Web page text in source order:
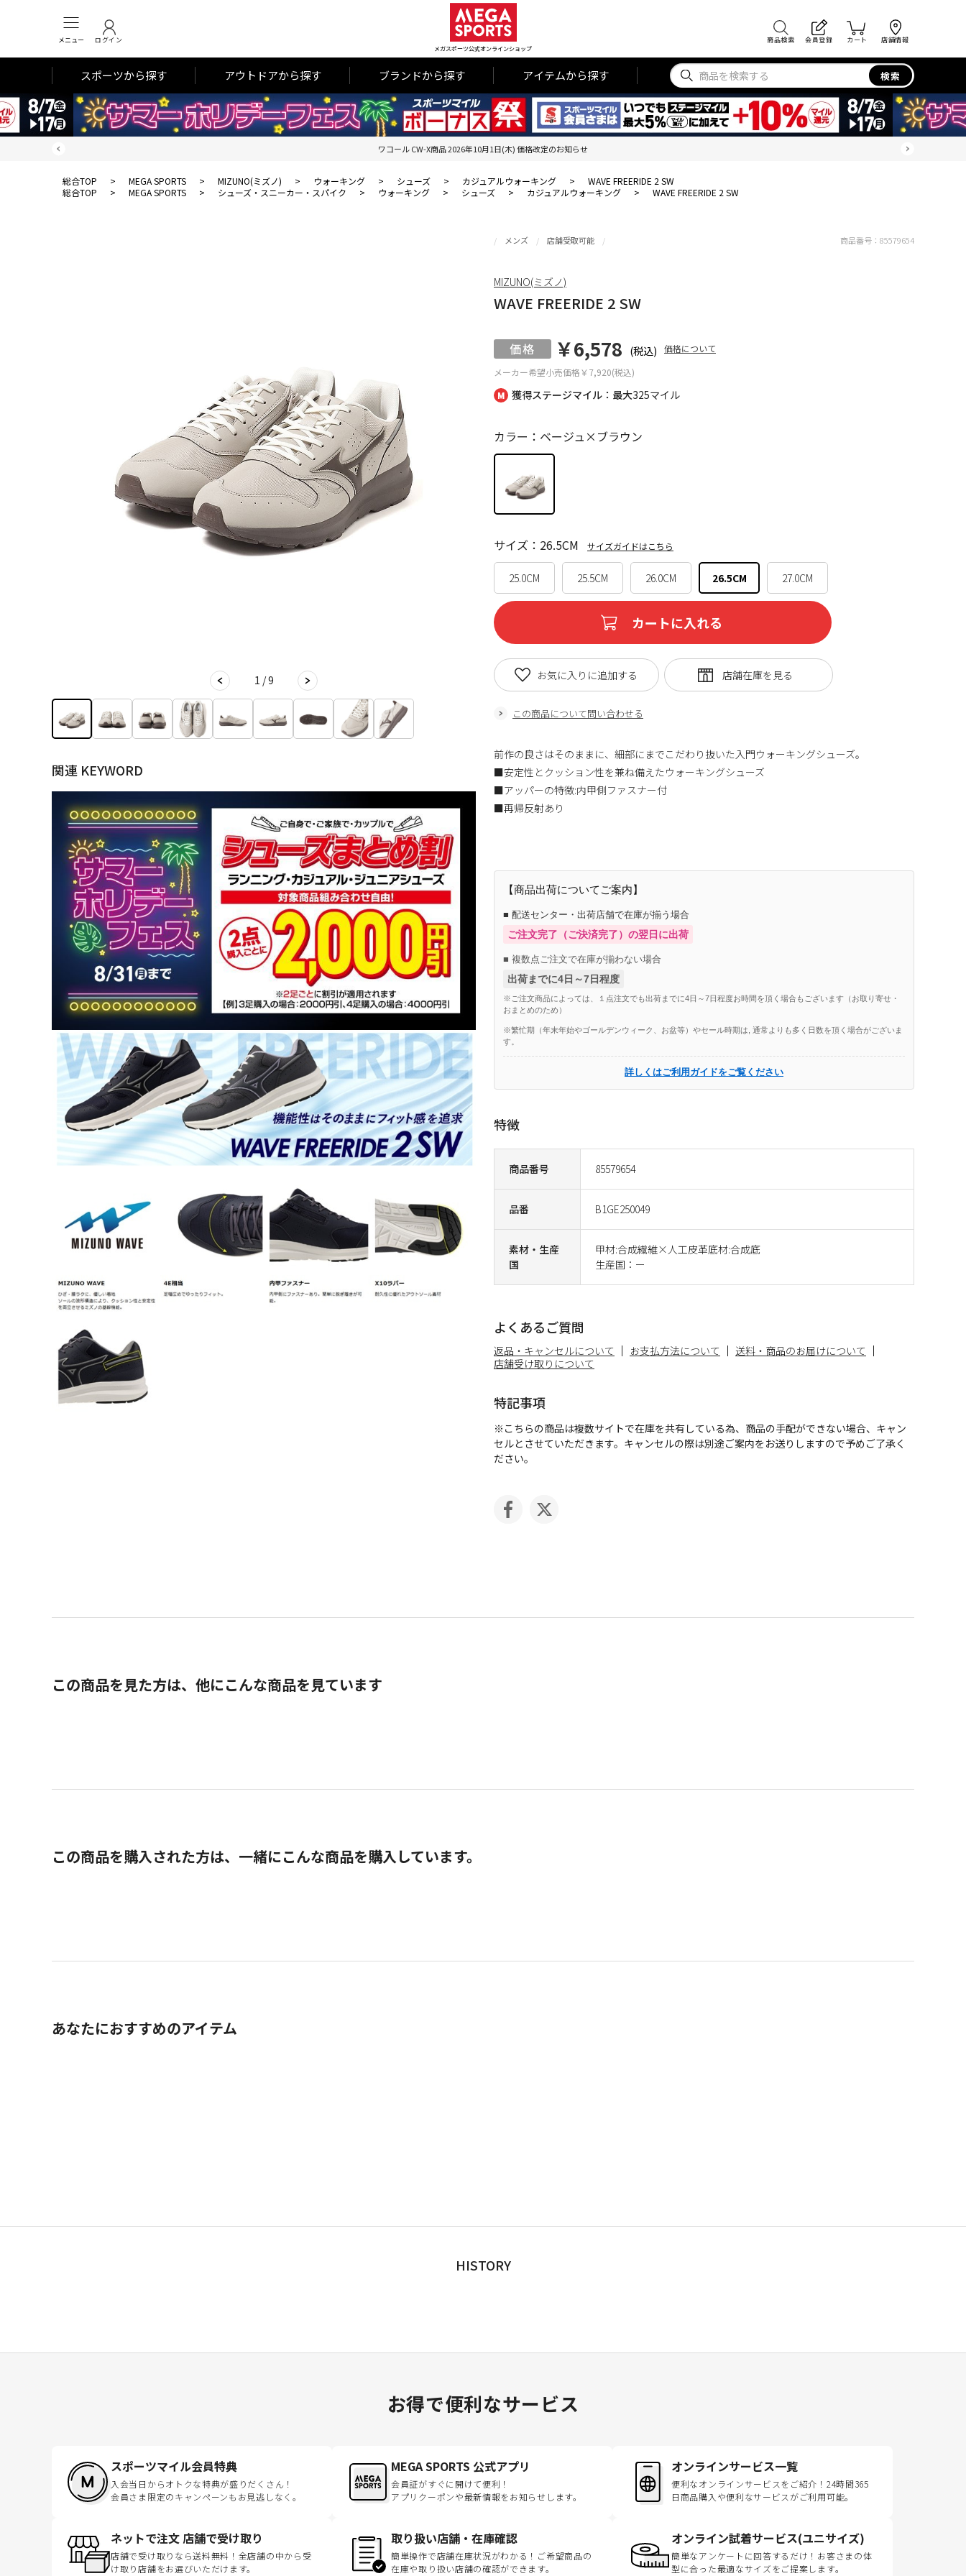
メニュー ログイン
メガスポーツ公式オンラインショップ
商品検索 会員登録 カート 店舗情報
スポーツから探す アウトドアから探す ブランドから探す アイテムから探す 検索
ワコール CW-X商品 2026年10月1日(木) 価格改定のお知らせ
総合TOP > MEGA SPORTS > MIZUNO(ミズノ) > ウォーキング > シューズ > カジュアルウォーキング >
WAVE FREERIDE 2 SW
総合TOP
> MEGA SPORTS > シューズ・スニーカー・スパイク > ウォーキング > シューズ > カジュアルウォーキング > WAVE FREERIDE 2 SW
1 / 9
関連 KEYWORD
獲得ステージマイル：最大325マイル
メンズ 店舗受取可能
WAVE FREERIDE 2 SW
メーカー希望小売価格￥7,920(税込)
￥6,578 (税込) 価格について
商品番号 85579654
品番 B1GE250049
素材・生産
国
甲材:合成繊維×人工皮革底材:合成底
生産国：ー
カラー：ベージュ×ブラウン
25.0CM 25.5CM 26.0CM 26.5CM 27.0CM
サイズ：26.5CM サイズガイドはこちら
カートに入れる
この商品について問い合わせる
お気に入りに追加する
商品番号： 85579654
MIZUNO(ミズノ)
前作の良さはそのままに、細部にまでこだわり抜いた入門ウォーキングシューズ。
■安定性とクッション性を兼ね備えたウォーキングシューズ
■アッパーの特徴:内甲側ファスナー付
■再帰反射あり
【商品出荷についてご案内】
■ 配送センター・出荷店舗で在庫が揃う場合
ご注文完了（ご決済完了）の翌日に出荷
■ 複数点ご注文で在庫が揃わない場合
出荷までに4日～7日程度
※ご注文商品によっては、１点注文でも出荷までに4日～7日程度お時間を頂く場合もございます（お取り寄せ・
おまとめのため）
※繁忙期（年末年始やゴールデンウィーク、お盆等）やセール時期は, 通常よりも多く日数を頂く場合がございま
す。
詳しくはご利用ガイドをご覧ください
特徴
よくあるご質問
返品・キャンセルについて お支払方法について
送料・商品のお届けについて
店舗受け取りについて
特記事項
※こちらの商品は複数サイトで在庫を共有している為、商品の手配ができない場合、キャン
セルとさせていただきます。キャンセルの際は別途ご案内をお送りしますので予めご了承く
ださい。
この商品を見た方は、他にこんな商品を見ています
この商品を購入された方は、一緒にこんな商品を購入しています。
あなたにおすすめのアイテム
HISTORY
お得で便利なサービス
スポーツマイル会員特典
入会当日からオトクな特典が盛りだくさん！
会員さま限定のキャンペーンもお見逃しなく。
MEGA SPORTS 公式アプリ
会員証がすぐに開けて便利！
アプリクーポンや最新情報をお知らせします。
オンラインサービス一覧
便利なオンラインサービスをご紹介！24時間365
日商品購入や便利なサービスがご利用可能。
ネットで注文 店舗で受け取り
店舗で受け取りなら送料無料！全店舗の中から受
け取り店舗をお選びいただけます。
取り扱い店舗・在庫確認
簡単操作で店舗在庫状況がわかる！ご希望商品の
在庫や取り扱い店舗の確認ができます。
オンライン試着サービス(ユニサイズ)
簡単なアンケートに回答するだけ！お客さまの体
型に合った最適なサイズをご提案します。